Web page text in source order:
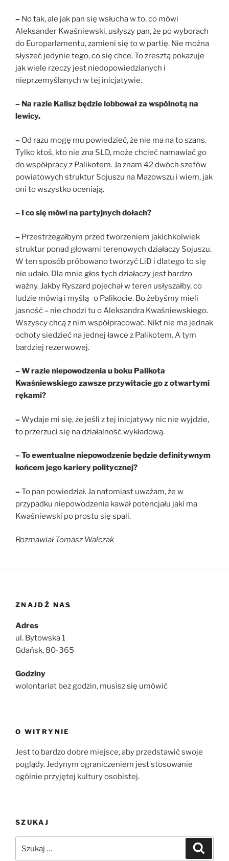
– No tak, ale jak pan się wsłucha w to, co mówi
Aleksander Kwaśniewski, usłyszy pan, że po wyborach
do Europarlamentu, zamieni się to w partię. Nie można
słyszeć jedynie tego, co się chce. To zresztą pokazuje
jak wiele rzeczy jest niedopowiedzianych i
nieprzemyślanych w tej inicjatywie.
– Na razie Kalisz będzie lobbował za wspólnotą na
lewicy.
– Od razu mogę mu powiedzieć, że nie ma na to szans.
Tylko ktoś, kto nie zna SLD, może chcieć namawiać go
do współpracy z Palikotem. Ja znam 42 dwóch szefów
powiatowych struktur Sojuszu na Mazowszu i wiem, jak
oni to wszystko oceniają.
– I co się mówi na partyjnych dołach?
– Przestrzegałbym przed tworzeniem jakichkolwiek
struktur ponad głowami terenowych działaczy Sojuszu.
W ten sposób próbowano tworzyć LiD i dlatego to się
nie udało. Dla mnie głos tych działaczy jest bardzo
ważny. Jakby Ryszard pojechał w teren usłyszałby, co
ludzie mówią i myślą o Palikocie. Bo żebyśmy mieli
jasność – nie chodzi tu o Aleksandra Kwaśniewskiego.
Wszyscy chcą z nim współpracować. Nikt nie ma jednak
ochoty siedzieć na jednej ławce z Palikotem. A tym
bardziej rezerwowej.
– W razie niepowodzenia u boku Palikota
Kwaśniewskiego zawsze przywitacie go z otwartymi
rękami?
–Wydaje mi się, że jeśli z tej inicjatywy nic nie wyjdzie,
to przerzuci się na działalność wykładową.
– To ewentualne niepowodzenie będzie definitywnym
końcem jego kariery politycznej?
–To pan powiedział. Ja natomiast uważam, że w
przypadku niepowodzenia kawał potencjału jaki ma
Kwaśniewski po prostu się spali.
Rozmawiał Tomasz Walczak
ZNAJDŹ NAS
Adres
ul. Bytowska 1
Gdańsk, 80-365
Godziny
wolontariat bez godzin, musisz się umówić
O WITRYNIE
Jest to bardzo dobre miejsce, aby przedstawić swoje
poglądy. Jedynym ograniczeniem jest stosowanie
ogólnie przyjętej kultury osobistej.
SZUKAJ